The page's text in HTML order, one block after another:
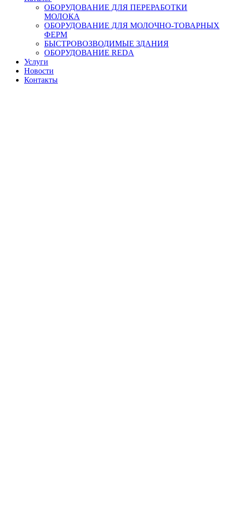
ОБОРУДОВАНИЕ ДЛЯ ПЕРЕРАБОТКИ
МОЛОКА
ОБОРУДОВАНИЕ ДЛЯ МОЛОЧНО-ТОВАРНЫХ
ФЕРМ
БЫСТРОВОЗВОДИМЫЕ ЗДАНИЯ
ОБОРУДОВАНИЕ REDA
Услуги
Новости
Контакты